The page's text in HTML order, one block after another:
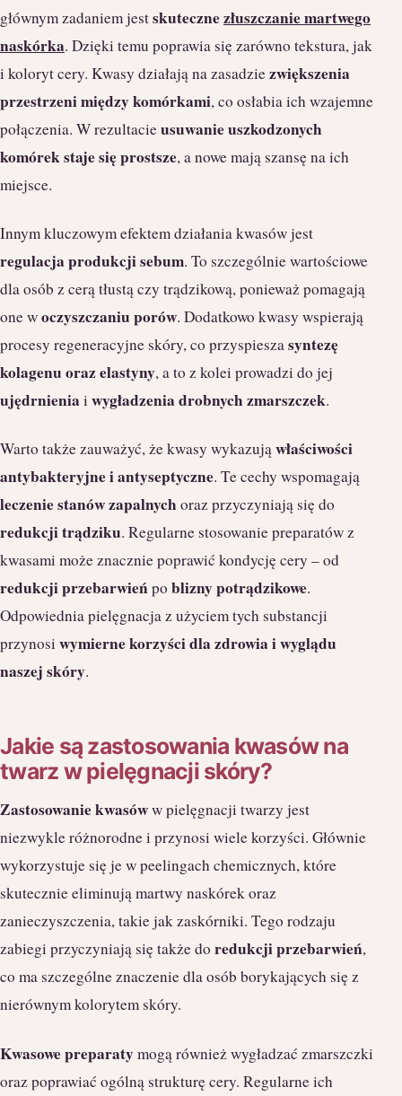
głównym zadaniem jestskutecznezłuszczanie martwego
naskórka. Dzięki temu poprawia się zarówno tekstura, jak
i koloryt cery. Kwasy działają na zasadziezwiększenia
przestrzeni między komórkami, co osłabia ich wzajemne
połączenia. W rezultacieusuwanie uszkodzonych
komórek staje się prostsze, a nowe mają szansę na ich
miejsce.
Innym kluczowym efektem działania kwasów jest
regulacja produkcji sebum. To szczególnie wartościowe
dla osób z cerą tłustą czy trądzikową, ponieważ pomagają
one woczyszczaniu porów. Dodatkowo kwasy wspierają
procesy regeneracyjne skóry, co przyspieszasyntezę
kolagenu oraz elastyny, a to z kolei prowadzi do jej
ujędrnienia i wygładzenia drobnych zmarszczek.
Warto także zauważyć, że kwasy wykazująwłaściwości
antybakteryjne i antyseptyczne. Te cechy wspomagają
leczenie stanów zapalnych oraz przyczyniają się do
redukcji trądziku. Regularne stosowanie preparatów z
kwasami może znacznie poprawić kondycję cery – od
redukcji przebarwieńpo blizny potrądzikowe.
Odpowiednia pielęgnacja z użyciem tych substancji
przynosi wymierne korzyści dla zdrowia i wyglądu
naszej skóry.
Jakie są zastosowania kwasów na
twarz w pielęgnacji skóry?
Zastosowanie kwasóww pielęgnacji twarzy jest
niezwykle różnorodne i przynosi wiele korzyści. Głównie
wykorzystuje się je w peelingach chemicznych, które
skutecznie eliminują martwy naskórek oraz
zanieczyszczenia, takie jak zaskórniki. Tego rodzaju
zabiegi przyczyniają się także do redukcji przebarwień,
co ma szczególne znaczenie dla osób borykających się z
nierównym kolorytem skóry.
Kwasowe preparatymogą również wygładzać zmarszczki
oraz poprawiać ogólną strukturę cery. Regularne ich